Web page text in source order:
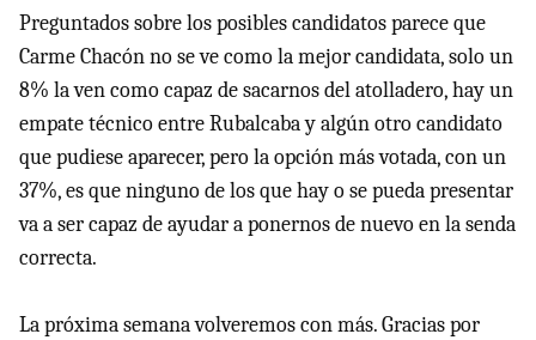
Preguntados sobre los posibles candidatos parece que
Carme Chacón no se ve como la mejor candidata, solo un
8% la ven como capaz de sacarnos del atolladero, hay un
empate técnico entre Rubalcaba y algún otro candidato
que pudiese aparecer, pero la opción más votada, con un
37%, es que ninguno de los que hay o se pueda presentar
va a ser capaz de ayudar a ponernos de nuevo en la senda
correcta.
La próxima semana volveremos con más. Gracias por